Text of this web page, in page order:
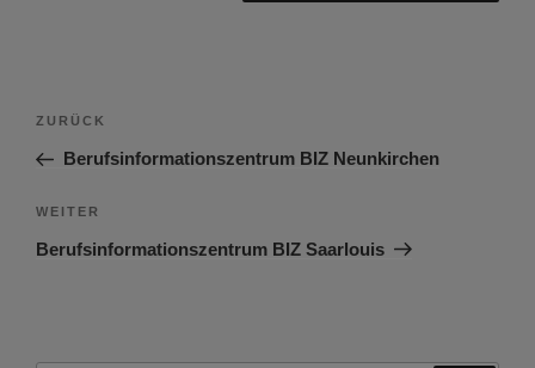
Beitragsnavigation
Vorheriger
Beitrag
ZURÜCK
Berufsinformationszentrum BIZ Neunkirchen
Nächster
Beitrag
WEITER
Berufsinformationszentrum BIZ Saarlouis